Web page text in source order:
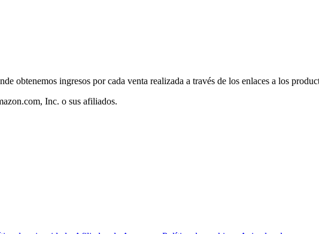
obtenemos ingresos por cada venta realizada a través de los enlaces a los
Inc. o sus afiliados.